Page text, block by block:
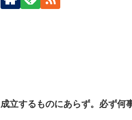
立するものにあらず。必ず